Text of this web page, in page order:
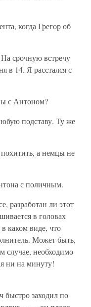
когда Грегор об
срочную встречу
в 14. Я расстался с
с Антоном?
подставу. Ту же
а немцы не
с поличным.
разработан ли этот
в головах
каком виде, что
Может быть,
случае, необходимо
ни на минуту!
быстро заходил по